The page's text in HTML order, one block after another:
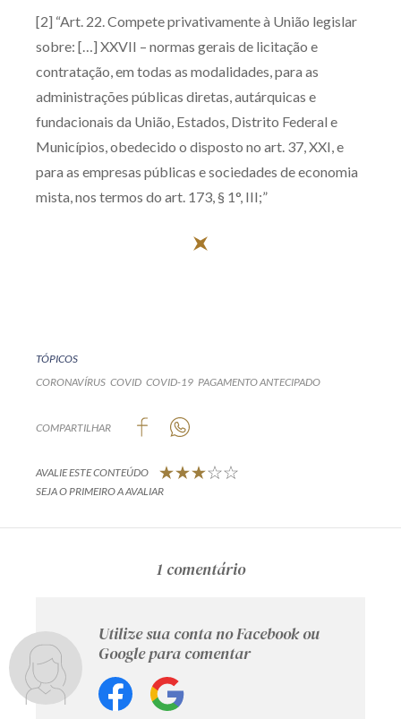
[2] “Art. 22. Compete privativamente à União legislar
sobre: […] XXVII – normas gerais de licitação e
contratação, em todas as modalidades, para as
administrações públicas diretas, autárquicas e
fundacionais da União, Estados, Distrito Federal e
Municípios, obedecido o disposto no art. 37, XXI, e
para as empresas públicas e sociedades de economia
mista, nos termos do art. 173, § 1°, III;”
TÓPICOS
CORONAVÍRUS COVID COVID-19 PAGAMENTO ANTECIPADO
COMPARTILHAR
AVALIE ESTE CONTEÚDO
SEJA O PRIMEIRO A AVALIAR
1 comentário
Utilize sua conta no Facebook ou
Google para comentar